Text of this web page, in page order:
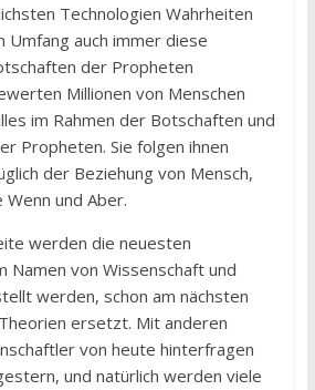
Technologien Wahrheiten
Umfang auch immer diese
der Propheten
Millionen von Menschen
im Rahmen der Botschaften und
Propheten. Sie folgen ihnen
der Beziehung von Mensch,
und Aber.
werden die neuesten
Namen von Wissenschaft und
werden, schon am nächsten
ersetzt. Mit anderen
von heute hinterfragen
und natürlich werden viele